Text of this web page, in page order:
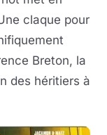
claque pour
Breton, la
des héritiers à